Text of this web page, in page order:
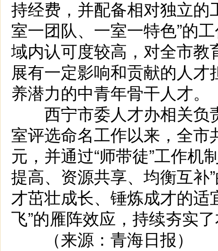
持经费，并配备相对独立的
室一团队、一室一特色”的
域内认可度较高，对全市
展有一定影响和贡献的人
养潜力的中青年骨干人才。
西宁市委人才办相关负
室评选命名工作以来，全
元，并通过“师带徒”工作机
提高、资源共享、均衡互补
才茁壮成长、锤炼成才的适
飞”的雁阵效应，持续夯实
（来源：青海日报）